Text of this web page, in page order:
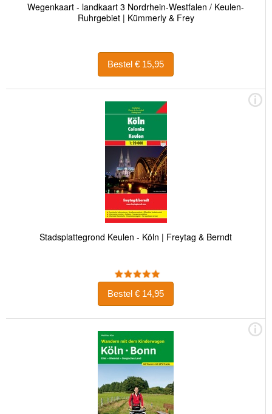
Wegenkaart - landkaart 3 Nordrhein-Westfalen / Keulen-
Ruhrgebiet | Kümmerly & Frey
Bestel € 15,95
Stadsplattegrond Keulen - Köln | Freytag & Berndt
Bestel € 14,95